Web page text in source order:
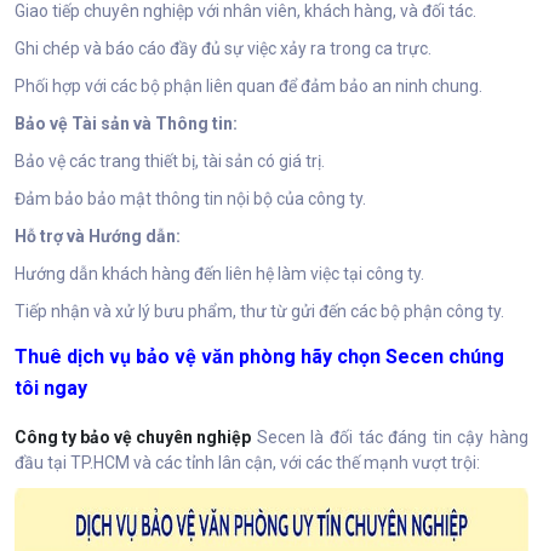
Giao tiếp chuyên nghiệp với nhân viên, khách hàng, và đối tác.
Ghi chép và báo cáo đầy đủ sự việc xảy ra trong ca trực.
Phối hợp với các bộ phận liên quan để đảm bảo an ninh chung.
Bảo vệ Tài sản và Thông tin:
Bảo vệ các trang thiết bị, tài sản có giá trị.
Đảm bảo bảo mật thông tin nội bộ của công ty.
Hỗ trợ và Hướng dẫn:
Hướng dẫn khách hàng đến liên hệ làm việc tại công ty.
Tiếp nhận và xử lý bưu phẩm, thư từ gửi đến các bộ phận công ty.
Thuê dịch vụ bảo vệ văn phòng hãy chọn Secen chúng
tôi ngay
Công ty bảo vệ chuyên nghiệp Secen là đối tác đáng tin cậy hàng
đầu tại TP.HCM và các tỉnh lân cận, với các thế mạnh vượt trội: